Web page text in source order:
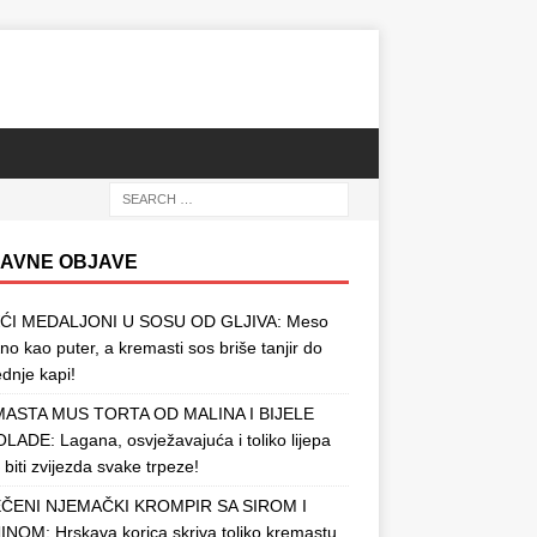
OBJAVE
MEDALJONI U SOSU OD GLJIVA: Meso
kao puter, a kremasti sos briše tanjir do
kapi!
MUS TORTA OD MALINA I BIJELE
Lagana, osvježavajuća i toliko lijepa
biti zvijezda svake trpeze!
NJEMAČKI KROMPIR SA SIROM I
Hrskava korica skriva toliko kremastu